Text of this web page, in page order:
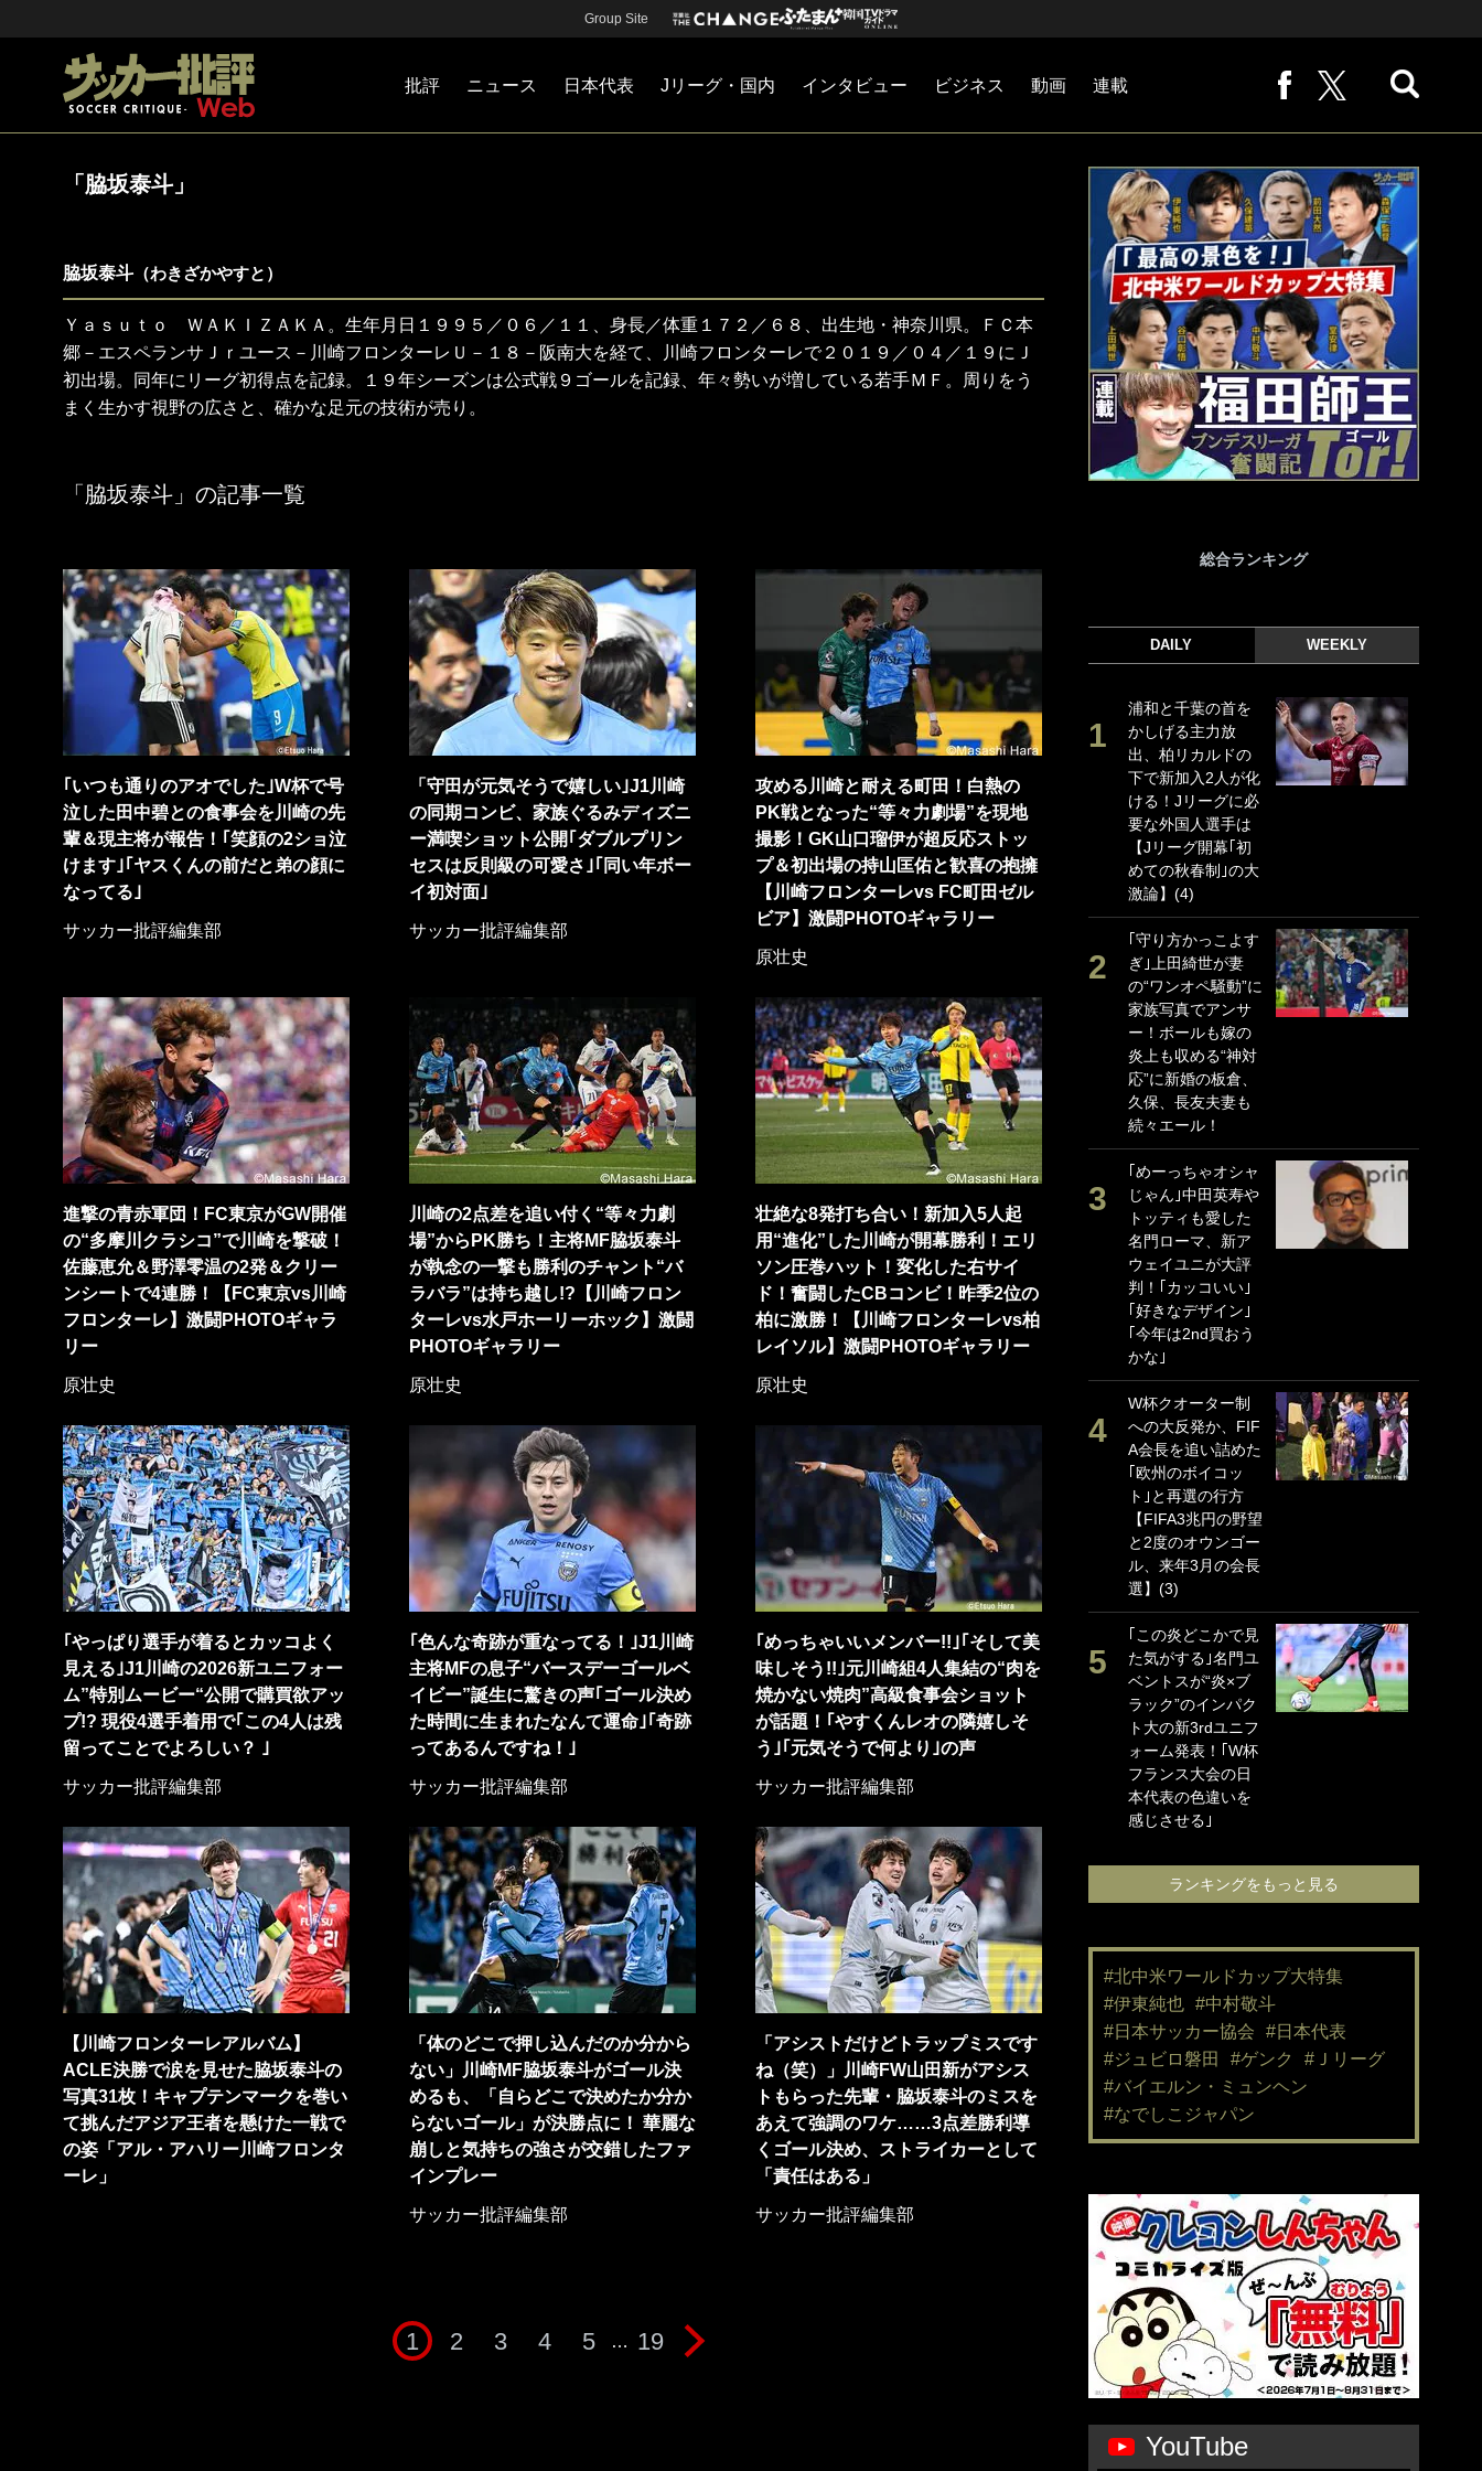
Group Site
批評 ニュース 日本代表 Jリーグ・国内 インタビュー ビジネス 動画 連載
「脇坂泰斗」
脇坂泰斗 （わきざかやすと）
Ｙａｓｕｔｏ ＷＡＫＩＺＡＫＡ。生年月日１９９５／０６／１１、身長／体重１７２／６８、出生地・神奈川県。ＦＣ本
郷－エスペランサＪｒユース－川崎フロンターレＵ－１８－阪南大を経て、川崎フロンターレで２０１９／０４／１９にＪ
初出場。同年にリーグ初得点を記録。１９年シーズンは公式戦９ゴールを記録、年々勢いが増している若手ＭＦ。周りをう
まく生かす視野の広さと、確かな足元の技術が売り。
「脇坂泰斗」の記事一覧
｢いつも通りのアオでした｣W杯で号
泣した田中碧との食事会を川崎の先
輩＆現主将が報告！｢笑顔の2ショ泣
けます｣｢ヤスくんの前だと弟の顔に
なってる｣
サッカー批評編集部
「守田が元気そうで嬉しい｣J1川崎
の同期コンビ、家族ぐるみディズニ
ー満喫ショット公開｢ダブルプリン
セスは反則級の可愛さ｣｢同い年ボー
イ初対面｣
サッカー批評編集部
攻める川崎と耐える町田！白熱の
PK戦となった“等々力劇場”を現地
撮影！GK山口瑠伊が超反応ストッ
プ＆初出場の持山匡佑と歓喜の抱擁
【川崎フロンターレvs FC町田ゼル
ビア】激闘PHOTOギャラリー
原壮史
進撃の青赤軍団！FC東京がGW開催
の“多摩川クラシコ”で川崎を撃破！
佐藤恵允＆野澤零温の2発＆クリー
ンシートで4連勝！【FC東京vs川崎
フロンターレ】激闘PHOTOギャラ
リー
原壮史
川崎の2点差を追い付く“等々力劇
場”からPK勝ち！主将MF脇坂泰斗
が執念の一撃も勝利のチャント“バ
ラバラ”は持ち越し!?【川崎フロン
ターレvs水戸ホーリーホック】激闘
PHOTOギャラリー
原壮史
壮絶な8発打ち合い！新加入5人起
用“進化”した川崎が開幕勝利！エリ
ソン圧巻ハット！変化した右サイ
ド！奮闘したCBコンビ！昨季2位の
柏に激勝！【川崎フロンターレvs柏
レイソル】激闘PHOTOギャラリー
原壮史
｢やっぱり選手が着るとカッコよく
見える｣J1川崎の2026新ユニフォー
ム”特別ムービー“公開で購買欲アッ
プ!? 現役4選手着用で｢この4人は残
留ってことでよろしい？ ｣
サッカー批評編集部
｢色んな奇跡が重なってる！｣J1川崎
主将MFの息子“バースデーゴールベ
イビー”誕生に驚きの声｢ゴール決め
た時間に生まれたなんて運命｣｢奇跡
ってあるんですね！｣
サッカー批評編集部
｢めっちゃいいメンバー!!｣｢そして美
味しそう!!｣元川崎組4人集結の“肉を
焼かない焼肉”高級食事会ショット
が話題！｢やすくんレオの隣嬉しそ
う｣｢元気そうで何より｣の声
サッカー批評編集部
【川崎フロンターレアルバム】
ACLE決勝で涙を見せた脇坂泰斗の
写真31枚！キャプテンマークを巻い
て挑んだアジア王者を懸けた一戦で
の姿「アル・アハリー川崎フロンタ
ーレ」
「体のどこで押し込んだのか分から
ない」川崎MF脇坂泰斗がゴール決
めるも、「自らどこで決めたか分か
らないゴール」が決勝点に！ 華麗な
崩しと気持ちの強さが交錯したファ
インプレー
サッカー批評編集部
「アシストだけどトラップミスです
ね（笑）」川崎FW山田新がアシス
トもらった先輩・脇坂泰斗のミスを
あえて強調のワケ……3点差勝利導
くゴール決め、ストライカーとして
「責任はある」
サッカー批評編集部
1 2 3 4 5 … 19
総合ランキング
DAILY WEEKLY
浦和と千葉の首を
かしげる主力放
出、柏リカルドの
下で新加入2人が化
ける！Jリーグに必
要な外国人選手は
【Jリーグ開幕｢初
めての秋春制｣の大
激論】(4)
｢守り方かっこよす
ぎ｣上田綺世が妻
の“ワンオペ騒動”に
家族写真でアンサ
ー！ボールも嫁の
炎上も収める“神対
応”に新婚の板倉、
久保、長友夫妻も
続々エール！
｢めーっちゃオシャ
じゃん｣中田英寿や
トッティも愛した
名門ローマ、新ア
ウェイユニが大評
判！｢カッコいい｣
｢好きなデザイン｣
｢今年は2nd買おう
かな｣
W杯クオーター制
への大反発か、FIF
A会長を追い詰めた
｢欧州のボイコッ
ト｣と再選の行方
【FIFA3兆円の野望
と2度のオウンゴー
ル、来年3月の会長
選】(3)
｢この炎どこかで見
た気がする｣名門ユ
ベントスが“炎×ブ
ラック”のインパク
ト大の新3rdユニフ
ォーム発表！｢W杯
フランス大会の日
本代表の色違いを
感じさせる｣
ランキングをもっと見る
#北中米ワールドカップ大特集
#伊東純也 #中村敬斗
#日本サッカー協会
#日本代表
#ジュビロ磐田
#ゲンク
#Ｊリーグ
#バイエルン・ミュンヘン
#なでしこジャパン
YouTube